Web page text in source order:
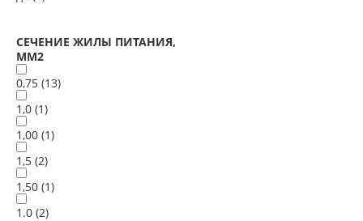
СЕЧЕНИЕ ЖИЛЫ ПИТАНИЯ,
ММ2
0,75 (13)
1,0 (1)
1,00 (1)
1,5 (2)
1,50 (1)
1.0 (2)